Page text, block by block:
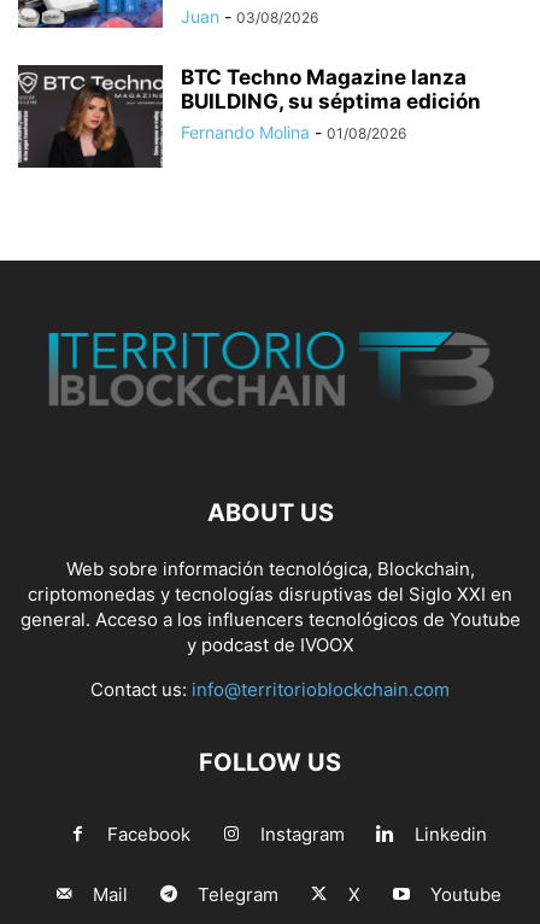
Juan - 03/08/2026
BTC Techno Magazine lanza
BUILDING, su séptima edición
Fernando Molina - 01/08/2026
ABOUT US
Web sobre información tecnológica, Blockchain,
criptomonedas y tecnologías disruptivas del Siglo XXI en
general. Acceso a los influencers tecnológicos de Youtube
y podcast de IVOOX
Contact us: info@territorioblockchain.com
FOLLOW US
Facebook Instagram Linkedin
Mail Telegram X Youtube